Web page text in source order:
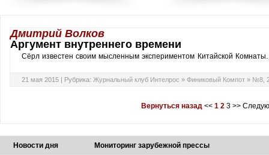
Дмитрий Волков
Аргумент внутреннего времени
Сёрл известен своим мысленным эксперимен­том Китайской Комнаты.
21 мая 2015 | Рубрика: Журнальный клуб Интелрос » Финиковый Компот » №8,
Вернуться назад<< 1 2 3>>
Новости дня Мониторинг зарубежной прессы